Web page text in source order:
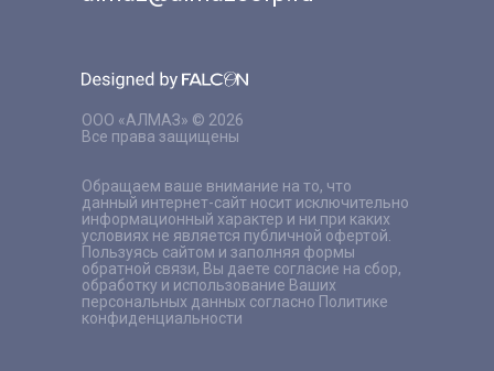
ООО «АЛМАЗ» © 2026
Все права защищены
Обращаем ваше внимание на то, что
данный интернет-сайт носит исключительно
информационный характер и ни при каких
условиях не является публичной офертой.
Пользуясь сайтом и заполняя формы
обратной связи, Вы даете согласие на сбор,
обработку и использование Ваших
персональных данных согласно Политике
конфиденциальности